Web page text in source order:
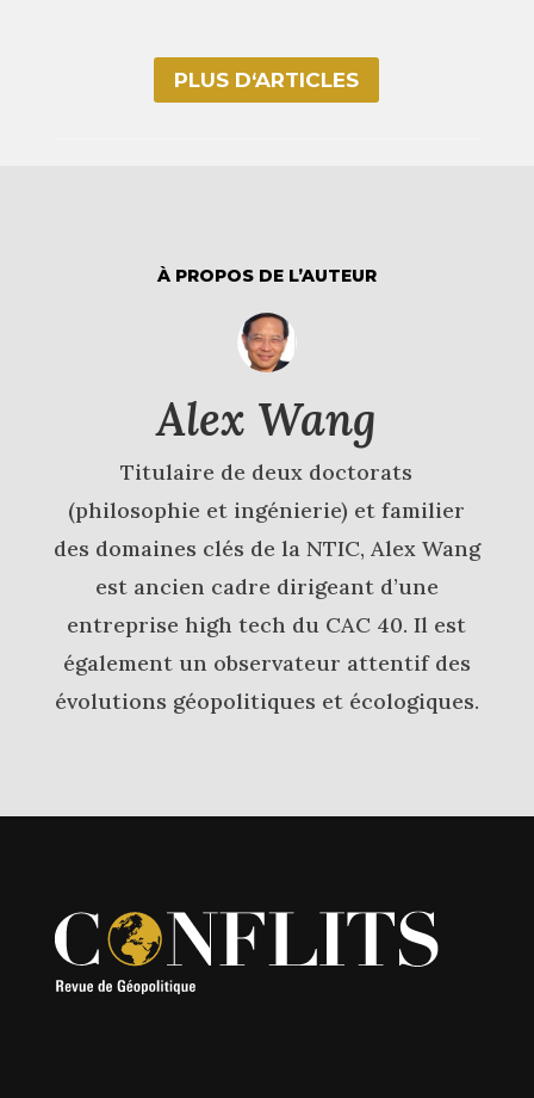
PLUS D‘ARTICLES
À PROPOS DE L’AUTEUR
Alex Wang
Titulaire de deux doctorats
(philosophie et ingénierie) et familier
des domaines clés de la NTIC, Alex Wang
est ancien cadre dirigeant d’une
entreprise high tech du CAC 40. Il est
également un observateur attentif des
évolutions géopolitiques et écologiques.